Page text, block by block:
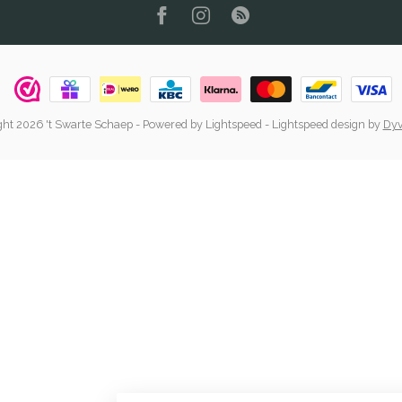
2026 't Swarte Schaep- Powered by Lightspeed - Lightspeed design by